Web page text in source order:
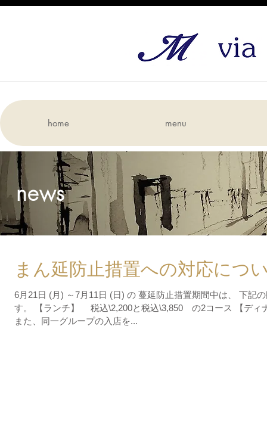
home menu
news
まん延防止措置への対応につ
6月21日 (月) ～7月11日 (日) の 蔓延防止措置期間中は、 下記
す。 【ランチ】 税込\2,200と税込\3,850 の2コース 【ディ
また、同一グループの入店を...